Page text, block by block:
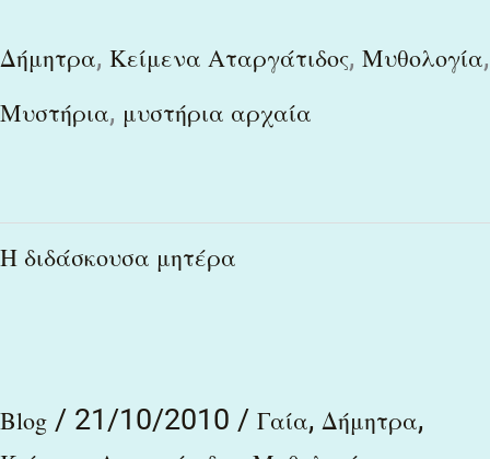
Δήμητρα, Κείμενα Αταργάτιδος, Μυθολογία,
Μυστήρια, μυστήρια αρχαία
Η διδάσκουσα μητέρα
Blog / 21/10/2010 / Γαία, Δήμητρα,
Η